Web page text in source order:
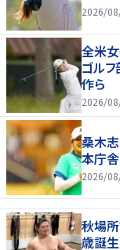
2026/
全米
ゴル
作ら
2026/
桑木
本庁
2026/
秋場所
歳誕